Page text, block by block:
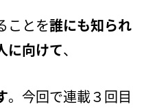
ことを誰にも知られ
に向けて、
。今回で連載３回目